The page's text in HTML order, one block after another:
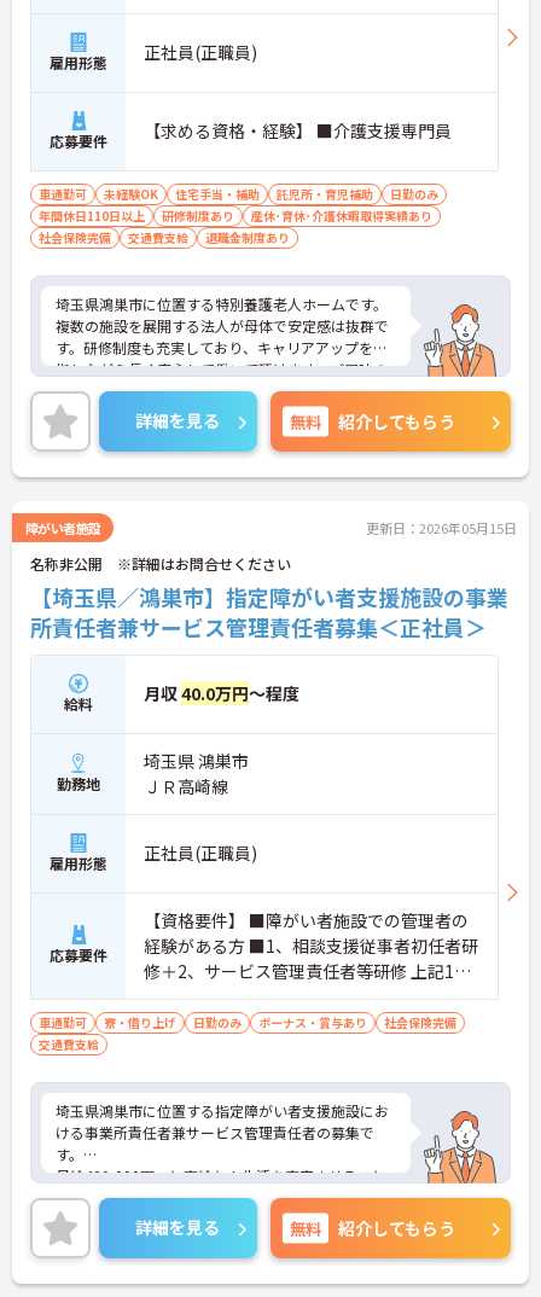
雇用形態 正社員(正職員)
応募要件 【求める資格・経験】 ■介護支援専門員
車通勤可 未経験OK 住宅手当・補助 託児所・育児補助
日勤のみ
年間休日110日以上
研修制度あり
産休･育休･介護休暇取得実績あり
社会保険完備
交通費支給 退職金制度あり
埼玉県鴻巣市に位置する特別養護老人ホームです。
複数の施設を展開する法人が母体で安定感は抜群で
す。研修制度も充実しており、キャリアアップを目
指しながら長く安心して働いて頂けます。ご興味の
ある方はぜひお気軽にお問い合わせ下さい。
詳細を見る 無料 紹介してもらう
障がい者施設 更新日：2026年05月15日
名称非公開 ※詳細はお問合せください
【埼玉県／鴻巣市】指定障がい者支援施設の事業
所責任者兼サービス管理責任者募集＜正社員＞
給料 月収40.0万円～程度
勤務地
埼玉県 鴻巣市
ＪＲ高崎線
雇用形態 正社員(正職員)
応募要件
【資格要件】 ■障がい者施設での管理者の
経験がある方 ■1、相談支援従事者初任者研
修＋2、サービス管理責任者等研修 上記1・
2いずれもの受講者 ■普通自動車運転免許
（AT可）
車通勤可 寮・借り上げ 日勤のみ ボーナス・賞与あり
社会保険完備
交通費支給
埼玉県鴻巣市に位置する指定障がい者支援施設にお
ける事業所責任者兼サービス管理責任者の募集で
す。
月給400,000円～と高給与！生活を充実させること
ができます♪
日勤のみ！18：00終業なので、お仕事終わりの時間
を大切に働けます◎
ご興味のある方には面接ポイントをお伝えしますの
で、お気軽にお問い合わせください！
詳細を見る 無料 紹介してもらう